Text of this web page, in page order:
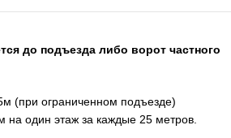
до подъезда либо ворот частного
(при ограниченном подъезде)
на один этаж за каждые 25 метров.